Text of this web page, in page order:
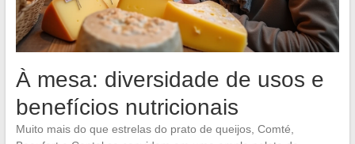
À mesa: diversidade de usos e
benefícios nutricionais
Muito mais do que estrelas do prato de queijos, Comté,